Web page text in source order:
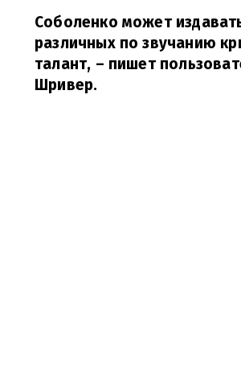
Соболенко может
различных по звучанию
талант, – пишет
Шривер.